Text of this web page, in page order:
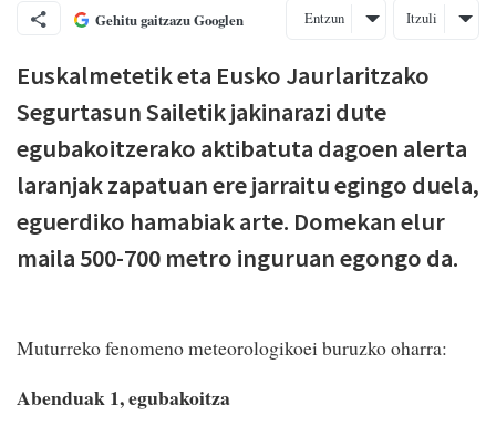
Gehitu gaitzazu Googlen Entzun Itzuli
Euskalmetetik eta Eusko Jaurlaritzako
Segurtasun Sailetik jakinarazi dute
egubakoitzerako aktibatuta dagoen alerta
laranjak zapatuan ere jarraitu egingo duela,
eguerdiko hamabiak arte. Domekan elur
maila 500-700 metro inguruan egongo da.
Muturreko fenomeno meteorologikoei buruzko oharra:
Abenduak 1, egubakoitza